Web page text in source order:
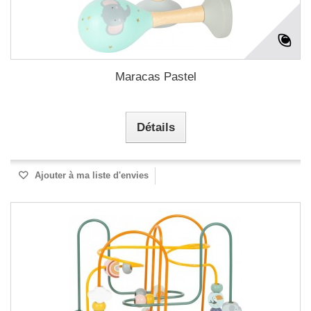
Maracas Pastel
Détails
Ajouter à ma liste d'envies